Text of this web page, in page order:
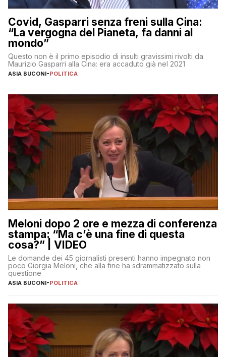
Covid, Gasparri senza freni sulla Cina:
“La vergogna del Pianeta, fa danni al
mondo”
Questo non è il primo episodio di insulti gravissimi rivolti da
Maurizio Gasparri alla Cina: era accaduto già nel 2021
ASIA BUCONI-POLITICA
Meloni dopo 2 ore e mezza di conferenza
stampa: “Ma c’è una fine di questa
cosa?” | VIDEO
Le domande dei 45 giornalisti presenti hanno impegnato non
poco Giorgia Meloni, che alla fine ha sdrammatizzato sulla
questione
ASIA BUCONI-POLITICA